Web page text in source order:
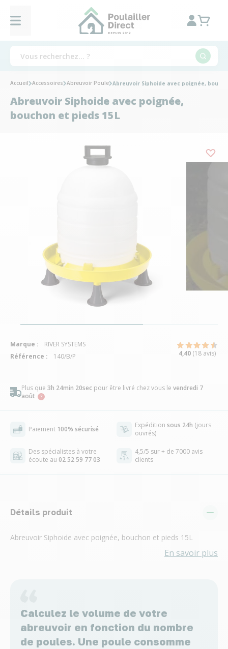
Plus que 3h 24min 20sec pour être livré chez vous le vendredi 7
août
Paiement 100% sécurisé Expédition sous 24h (jours
ouvrés)
Des spécialistes à votre
écoute au 02 52 59 77 03
4,5/5 sur + de 7000 avis
clients
Détails produit
Abreuvoir Siphoide avec poignée, bouchon et pieds 15L
En savoir plus
Calculez le volume de votre
abreuvoir en fonction du nombre
de poules. Une poule consomme
Accueil Accessoires Abreuvoir Poule Abreuvoir Siphoide avec poignée,
Abreuvoir Siphoide avec poignée,
bouchon et pieds 15L
Marque :
RIVER SYSTEMS
Référence :
140/B/P 4,40 (18 avis)